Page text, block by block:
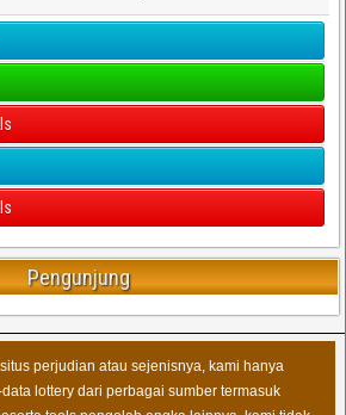
Pengunjung
perjudian atau sejenisnya, kami hanya
lottery dari perbagai sumber termasuk